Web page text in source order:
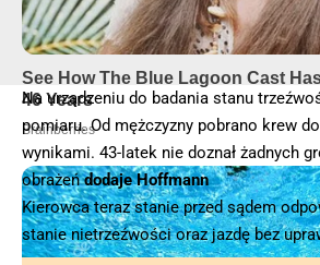
Na urządzeniu do badania stanu
pomiaru. Od mężczyzny pobrano krew
wynikami. 43-latek nie doznał żadnych
obrażeńdodaje Hoffmann
Kierowca teraz stanie przed sądem
stanie nietrzeźwości oraz jazdę bez